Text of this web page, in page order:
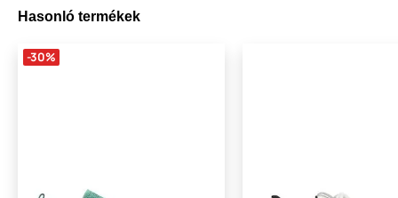
Hasonló termékek
-30%